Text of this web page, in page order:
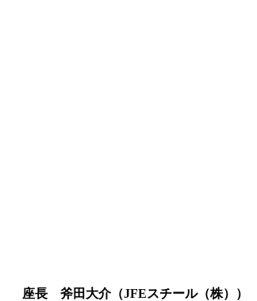
座長 斧田大介（JFEスチール（株））